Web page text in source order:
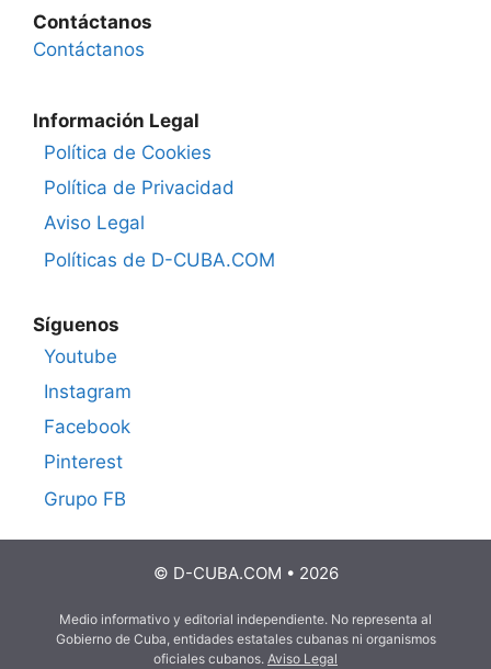
Contáctanos
Contáctanos
Información Legal
Política de Cookies
Política de Privacidad
Aviso Legal
Políticas de D-CUBA.COM
Síguenos
Youtube
Instagram
Facebook
Pinterest
Grupo FB
© D-CUBA.COM • 2026
Medio informativo y editorial independiente. No representa al
Gobierno de Cuba, entidades estatales cubanas ni organismos
oficiales cubanos. Aviso Legal